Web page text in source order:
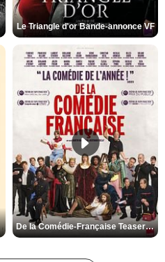
Le Triangle d'or Bande-annonce VF
De la Comédie-Française Teaser VF